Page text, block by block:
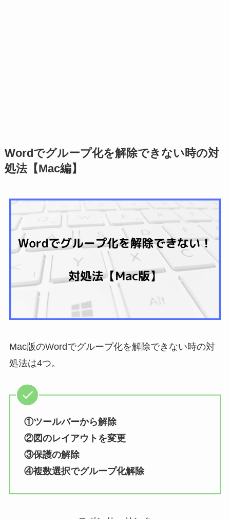
Wordでグループ化を解除できない時の対
処法【Mac編】
Mac版のWordでグループ化を解除できない時の対
処法は4つ。
①ツールバーから解除
②図のレイアウトを変更
③保護の解除
④複数選択でグループ化解除